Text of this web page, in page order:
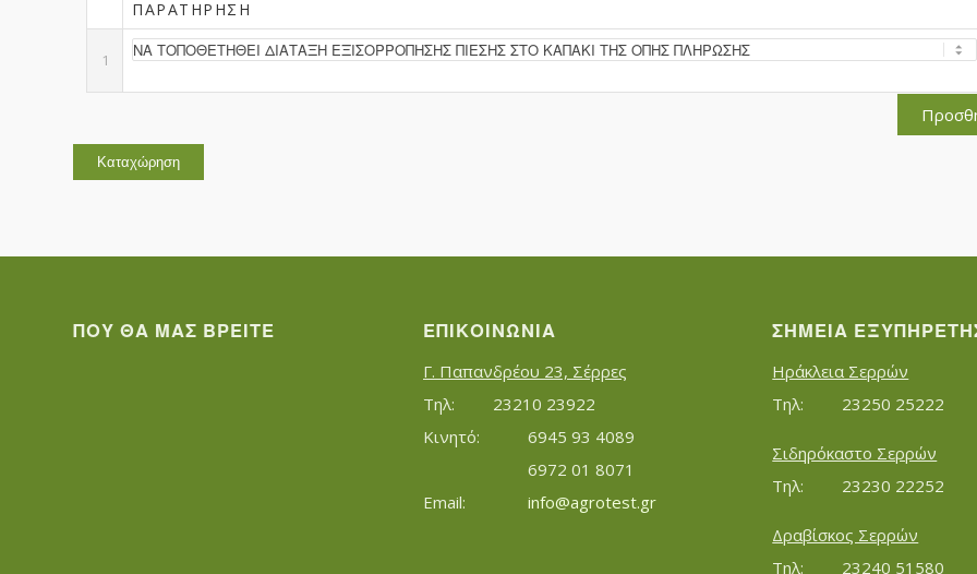
ΠΑΡΑΤΉΡΗΣΗ
1
ΠΟΥ ΘΑ ΜΑΣ ΒΡΕΊΤΕ ΕΠΙΚΟΙΝΩΝΊΑ
Γ. Παπανδρέου 23, Σέρρες
Τηλ:		23210 23922
Κινητό:		6945 93 4089
			6972 01 8071
info@agrotest.gr
ΣΗΜΕΊΑ
Ηράκλεια Σερρών
Τηλ:		23250 25222
Σιδηρόκαστο Σερρών
Τηλ:		23230 22252
Δραβίσκος Σερρών
Τηλ:		23240 51580